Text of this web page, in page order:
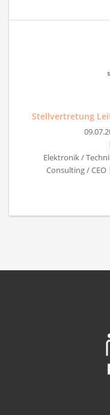
Stellvertretung
Elektronik /
Consulting /